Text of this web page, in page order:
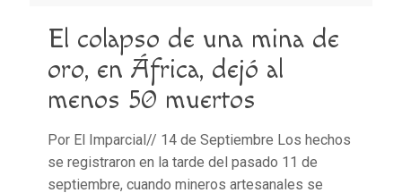
El colapso de una mina de
oro, en África, dejó al
menos 50 muertos
Por El Imparcial// 14 de Septiembre Los hechos
se registraron en la tarde del pasado 11 de
septiembre, cuando mineros artesanales se